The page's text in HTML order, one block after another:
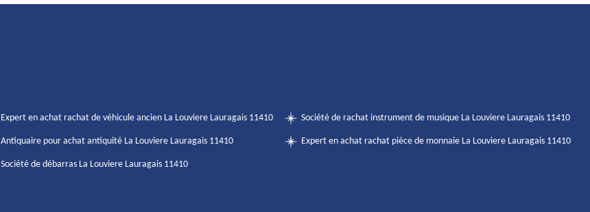
Expert en achat rachat de véhicule ancien La Louviere Lauragais 11410
Antiquaire pour achat antiquité La Louviere Lauragais 11410
Société de débarras La Louviere Lauragais 11410
Société de rachat instrument de musique La Louviere Lauragais 11410
Expert en achat rachat pièce de monnaie La Louviere Lauragais 11410